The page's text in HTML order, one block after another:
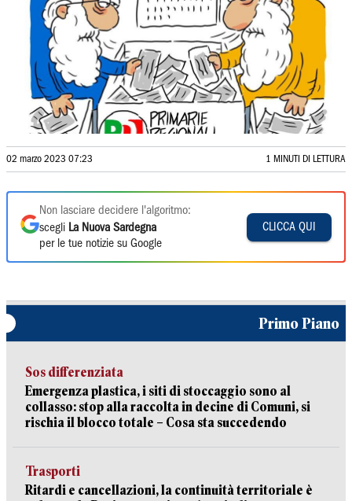
02 marzo 2023 07:23 1 MINUTI DI LETTURA
Non lasciare decidere l'algoritmo:
scegli La Nuova Sardegna
per le tue notizie su Google
CLICCA QUI
Primo Piano
Sos differenziata
Emergenza plastica, i siti di stoccaggio sono al
collasso: stop alla raccolta in decine di Comuni, si
rischia il blocco totale – Cosa sta succedendo
Trasporti
Ritardi e cancellazioni, la continuità territoriale è